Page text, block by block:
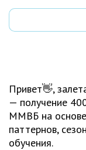
Привет👋,
— получение
ММВБ на основе
паттернов,
обучения.